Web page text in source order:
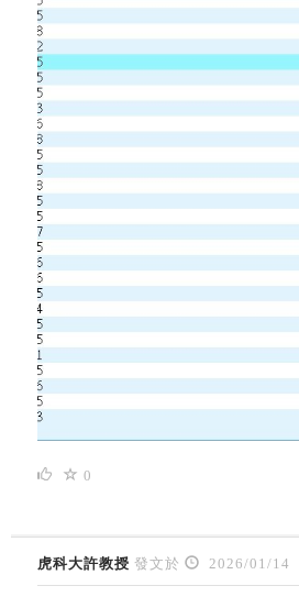
0
虎科大許教授 發文於 2026/01/14